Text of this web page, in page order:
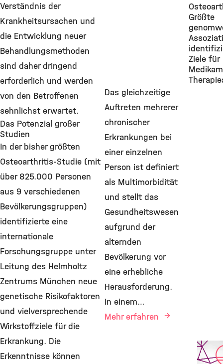
Verständnis der
Krankheitsursachen und
die Entwicklung neuer
Behandlungsmethoden
sind daher dringend
erforderlich und werden
von den Betroffenen
sehnlichst erwartet.
Das Potenzial großer
Studien
In der bisher größten
Osteoarthritis-Studie (mit
über 825.000 Personen
aus 9 verschiedenen
Bevölkerungsgruppen)
identifizierte eine
internationale
Forschungsgruppe unter
Leitung des Helmholtz
Zentrums München neue
genetische Risikofaktoren
und vielversprechende
Wirkstoffziele für die
Erkrankung. Die
Erkenntnisse können
Größte
Ziele für
Das gleichzeitige
Auftreten mehrerer
chronischer
Erkrankungen bei
einer einzelnen
Person ist definiert
als Multimorbidität
und stellt das
Gesundheitswesen
aufgrund der
alternden
Bevölkerung vor
eine erhebliche
Herausforderung.
In einem…
Mehr erfahren